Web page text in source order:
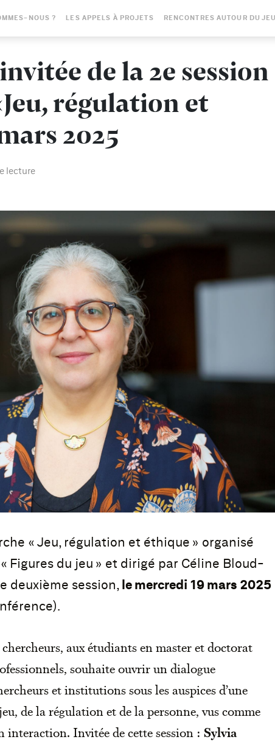
NOUS ? LES APPELS À PROJETS RENCONTRES AUTOUR DU JEU
de la 2e session
régulation et
2025
lecture
« Jeu, régulation et éthique » organisé
Figures du jeu » et dirigé par Céline Bloud-
deuxième session, le mercredi 19 mars 2025
aux étudiants en master et doctorat
souhaite ouvrir un dialogue
et institutions sous les auspices d’une
de la régulation et de la personne, vus comme
interaction. Invitée de cette session : Sylvia